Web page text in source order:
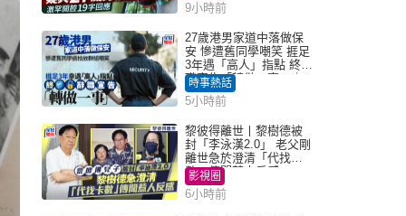
9小時前
27歲港男家道中落做保
安 慘遭舊同學嘲笑 捱足
3年遇「高人」指點 終辭
職宣告「轉做一事」｜
Juicy叮
時事熱話
5小時前
黎彼得離世丨黎樹德被
封「李泳漢2.0」 老父剛
離世急於澄清「代找卡
數」傳聞惹人反感
影視圈
6小時前